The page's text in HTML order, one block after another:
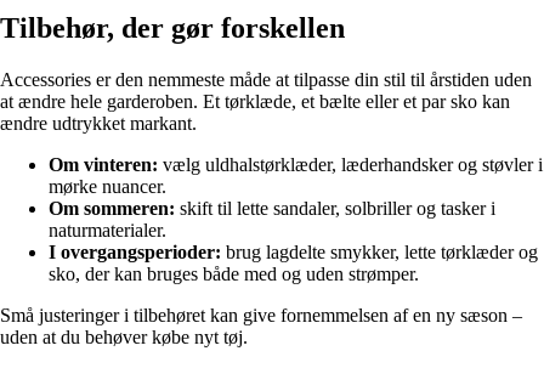
Tilbehør, der gør forskellen
Accessories er den nemmeste måde at tilpasse din stil til årstiden uden
at ændre hele garderoben. Et tørklæde, et bælte eller et par sko kan
ændre udtrykket markant.
Om vinteren: vælg uldhalstørklæder, læderhandsker og støvler i
mørke nuancer.
Om sommeren: skift til lette sandaler, solbriller og tasker i
naturmaterialer.
I overgangsperioder: brug lagdelte smykker, lette tørklæder og
sko, der kan bruges både med og uden strømper.
Små justeringer i tilbehøret kan give fornemmelsen af en ny sæson –
uden at du behøver købe nyt tøj.